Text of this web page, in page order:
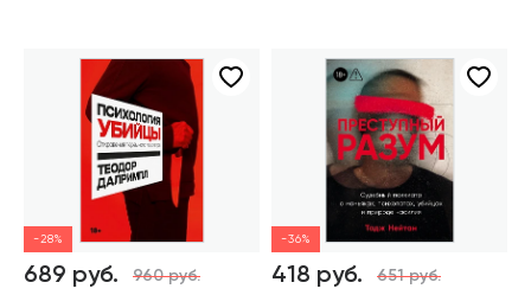
-28%
689 руб. 960 руб.
-36%
418 руб. 651 руб.